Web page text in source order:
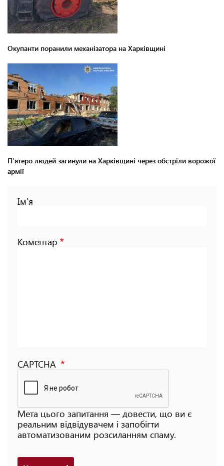
Окупанти поранили механізатора на Харківщині
П'ятеро людей загинули на Харківщині через обстріли ворожої
армії
Ім'я
Коментар
CAPTCHA
Мета цього запитання — довести, що ви є
реальним відвідувачем і запобігти
автоматизованим розсиланням спаму.